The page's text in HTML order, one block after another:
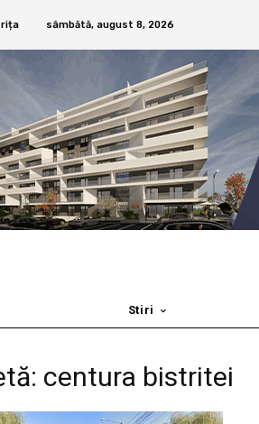
sâmbătă, august 8, 2026
Stiri
centura bistritei